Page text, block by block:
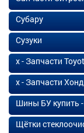
Субару
Сузуки
х - Запчасти
х - Запчасти
Шины БУ купить
Щётки